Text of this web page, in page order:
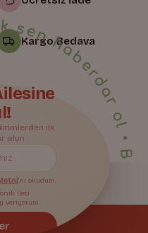
Kargo Bedava
ol • Bize Katıl • Yeniliklerden ilk sen haberdar ol • Bize Katıl • Yeniliklerden ilk sen haberdar ol • Bize Katıl • Yeniliklerden ilk sen haberdar ol • Bize Katıl • Yeniliklerden ilk sen haberdar ol • Bize Katıl • Yeniliklerden ilk sen haberdar ol •
ilk
olun.
'ni okudum.
ileti
veriyorum.